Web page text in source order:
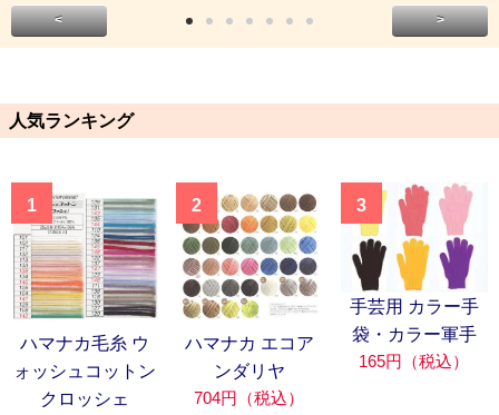
< >
人気ランキング
1
ハマナカ毛糸 ウ
ォッシュコットン
クロッシェ
2
ハマナカ エコア
ンダリヤ
704円（税込）
3
手芸用 カラー手
袋・カラー軍手
165円（税込）